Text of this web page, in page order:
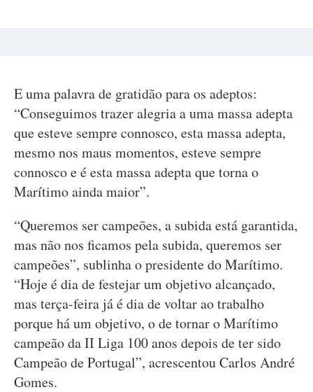
E uma palavra de gratidão para os adeptos:
“Conseguimos trazer alegria a uma massa adepta
que esteve sempre connosco, esta massa adepta,
mesmo nos maus momentos, esteve sempre
connosco e é esta massa adepta que torna o
Marítimo ainda maior”.
“Queremos ser campeões, a subida está garantida,
mas não nos ficamos pela subida, queremos ser
campeões”, sublinha o presidente do Marítimo.
“Hoje é dia de festejar um objetivo alcançado,
mas terça-feira já é dia de voltar ao trabalho
porque há um objetivo, o de tornar o Marítimo
campeão da II Liga 100 anos depois de ter sido
Campeão de Portugal”, acrescentou Carlos André
Gomes.